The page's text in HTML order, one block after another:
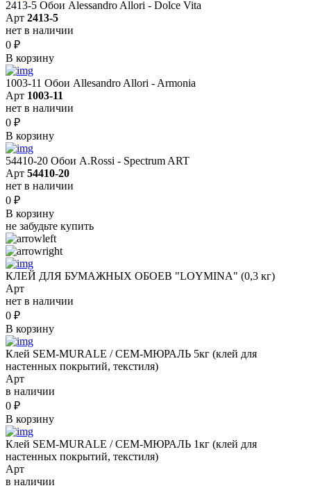
2413-5 Обои Alessandro Allori - Dolce Vita
Арт 2413-5
нет в наличии
0 ₽
В корзину
1003-11 Обои Allesandro Allori - Armonia
Арт 1003-11
нет в наличии
0 ₽
В корзину
54410-20 Обои A.Rossi - Spectrum ART
Арт 54410-20
нет в наличии
0 ₽
В корзину
не забудьте купить
КЛЕЙ ДЛЯ БУМАЖНЫХ ОБОЕВ "LOYMINA" (0,3 кг)
Арт
нет в наличии
0 ₽
В корзину
Клей SEM-MURALE / СЕМ-МЮРАЛЬ 5кг (клей для
настенных покрытий, текстиля)
Арт
в наличии
0 ₽
В корзину
Клей SEM-MURALE / СЕМ-МЮРАЛЬ 1кг (клей для
настенных покрытий, текстиля)
Арт
в наличии